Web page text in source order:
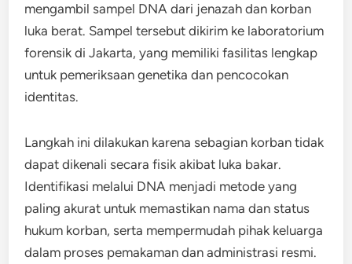
mengambil sampel DNA dari jenazah dan korban
luka berat. Sampel tersebut dikirim ke laboratorium
forensik di Jakarta, yang memiliki fasilitas lengkap
untuk pemeriksaan genetika dan pencocokan
identitas.
Langkah ini dilakukan karena sebagian korban tidak
dapat dikenali secara fisik akibat luka bakar.
Identifikasi melalui DNA menjadi metode yang
paling akurat untuk memastikan nama dan status
hukum korban, serta mempermudah pihak keluarga
dalam proses pemakaman dan administrasi resmi.